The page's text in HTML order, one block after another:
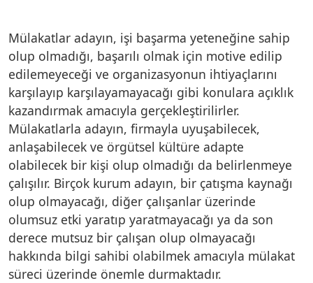
Mülakatlar adayın, işi başarma yeteneğine sahip
olup olmadığı, başarılı olmak için motive edilip
edilemeyeceği ve organizasyonun ihtiyaçlarını
karşılayıp karşılayamayacağı gibi konulara açıklık
kazandırmak amacıyla gerçekleştirilirler.
Mülakatlarla adayın, firmayla uyuşabilecek,
anlaşabilecek ve örgütsel kültüre adapte
olabilecek bir kişi olup olmadığı da belirlenmeye
çalışılır. Birçok kurum adayın, bir çatışma kaynağı
olup olmayacağı, diğer çalışanlar üzerinde
olumsuz etki yaratıp yaratmayacağı ya da son
derece mutsuz bir çalışan olup olmayacağı
hakkında bilgi sahibi olabilmek amacıyla mülakat
süreci üzerinde önemle durmaktadır.